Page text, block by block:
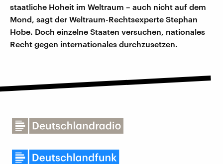
staatliche Hoheit im Weltraum – auch nicht auf dem
Mond, sagt der Weltraum-Rechtsexperte Stephan
Hobe. Doch einzelne Staaten versuchen, nationales
Recht gegen internationales durchzusetzen.